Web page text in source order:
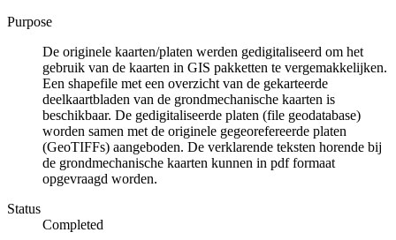
Purpose
De originele kaarten/platen werden gedigitaliseerd om het
gebruik van de kaarten in GIS pakketten te vergemakkelijken.
Een shapefile met een overzicht van de gekarteerde
deelkaartbladen van de grondmechanische kaarten is
beschikbaar. De gedigitaliseerde platen (file geodatabase)
worden samen met de originele gegeorefereerde platen
(GeoTIFFs) aangeboden. De verklarende teksten horende bij
de grondmechanische kaarten kunnen in pdf formaat
opgevraagd worden.
Status
Completed